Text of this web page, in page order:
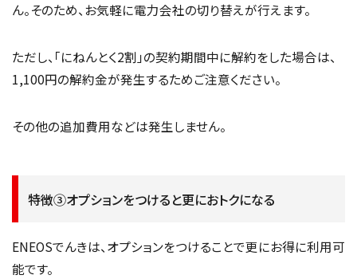
ん。そのため、お気軽に電力会社の切り替えが行えます。
ただし、「にねんとく2割」の契約期間中に解約をした場合は、
1,100円の解約金が発生するためご注意ください。
その他の追加費用などは発生しません。
特徴③オプションをつけると更におトクになる
ENEOSでんきは、オプションをつけることで更にお得に利用可
能です。